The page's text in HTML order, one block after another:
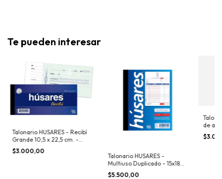
Te pueden interesar
Talonario HUSARES - Recibí
Grande 10,5 x 22,5 cm. -
Cod. 1901
$3.000,00
Talonario HUSARES -
Multiuso Duplicado - 15x18
cm. - Cod. 1815
$5.500,00
de
Cod.